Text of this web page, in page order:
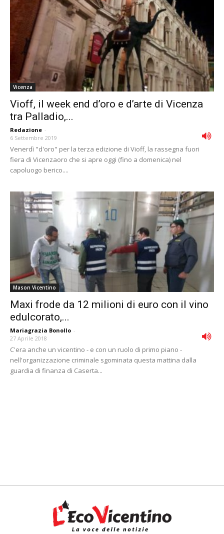
Vicenza
Vioff, il week end d’oro e d’arte di Vicenza
tra Palladio,...
Redazione -
6 Settembre 2019
Venerdì "d'oro" per la terza edizione di Vioff, la rassegna fuori
fiera di Vicenzaoro che si apre oggi (fino a domenica) nel
capoluogo berico....
Mason Vicentino
Maxi frode da 12 milioni di euro con il vino
edulcorato,...
Mariagrazia Bonollo -
27 Aprile 2018
C'era anche un vicentino - e con un ruolo di primo piano -
nell'organizzazione criminale sgominata questa mattina dalla
guardia di finanza di Caserta...